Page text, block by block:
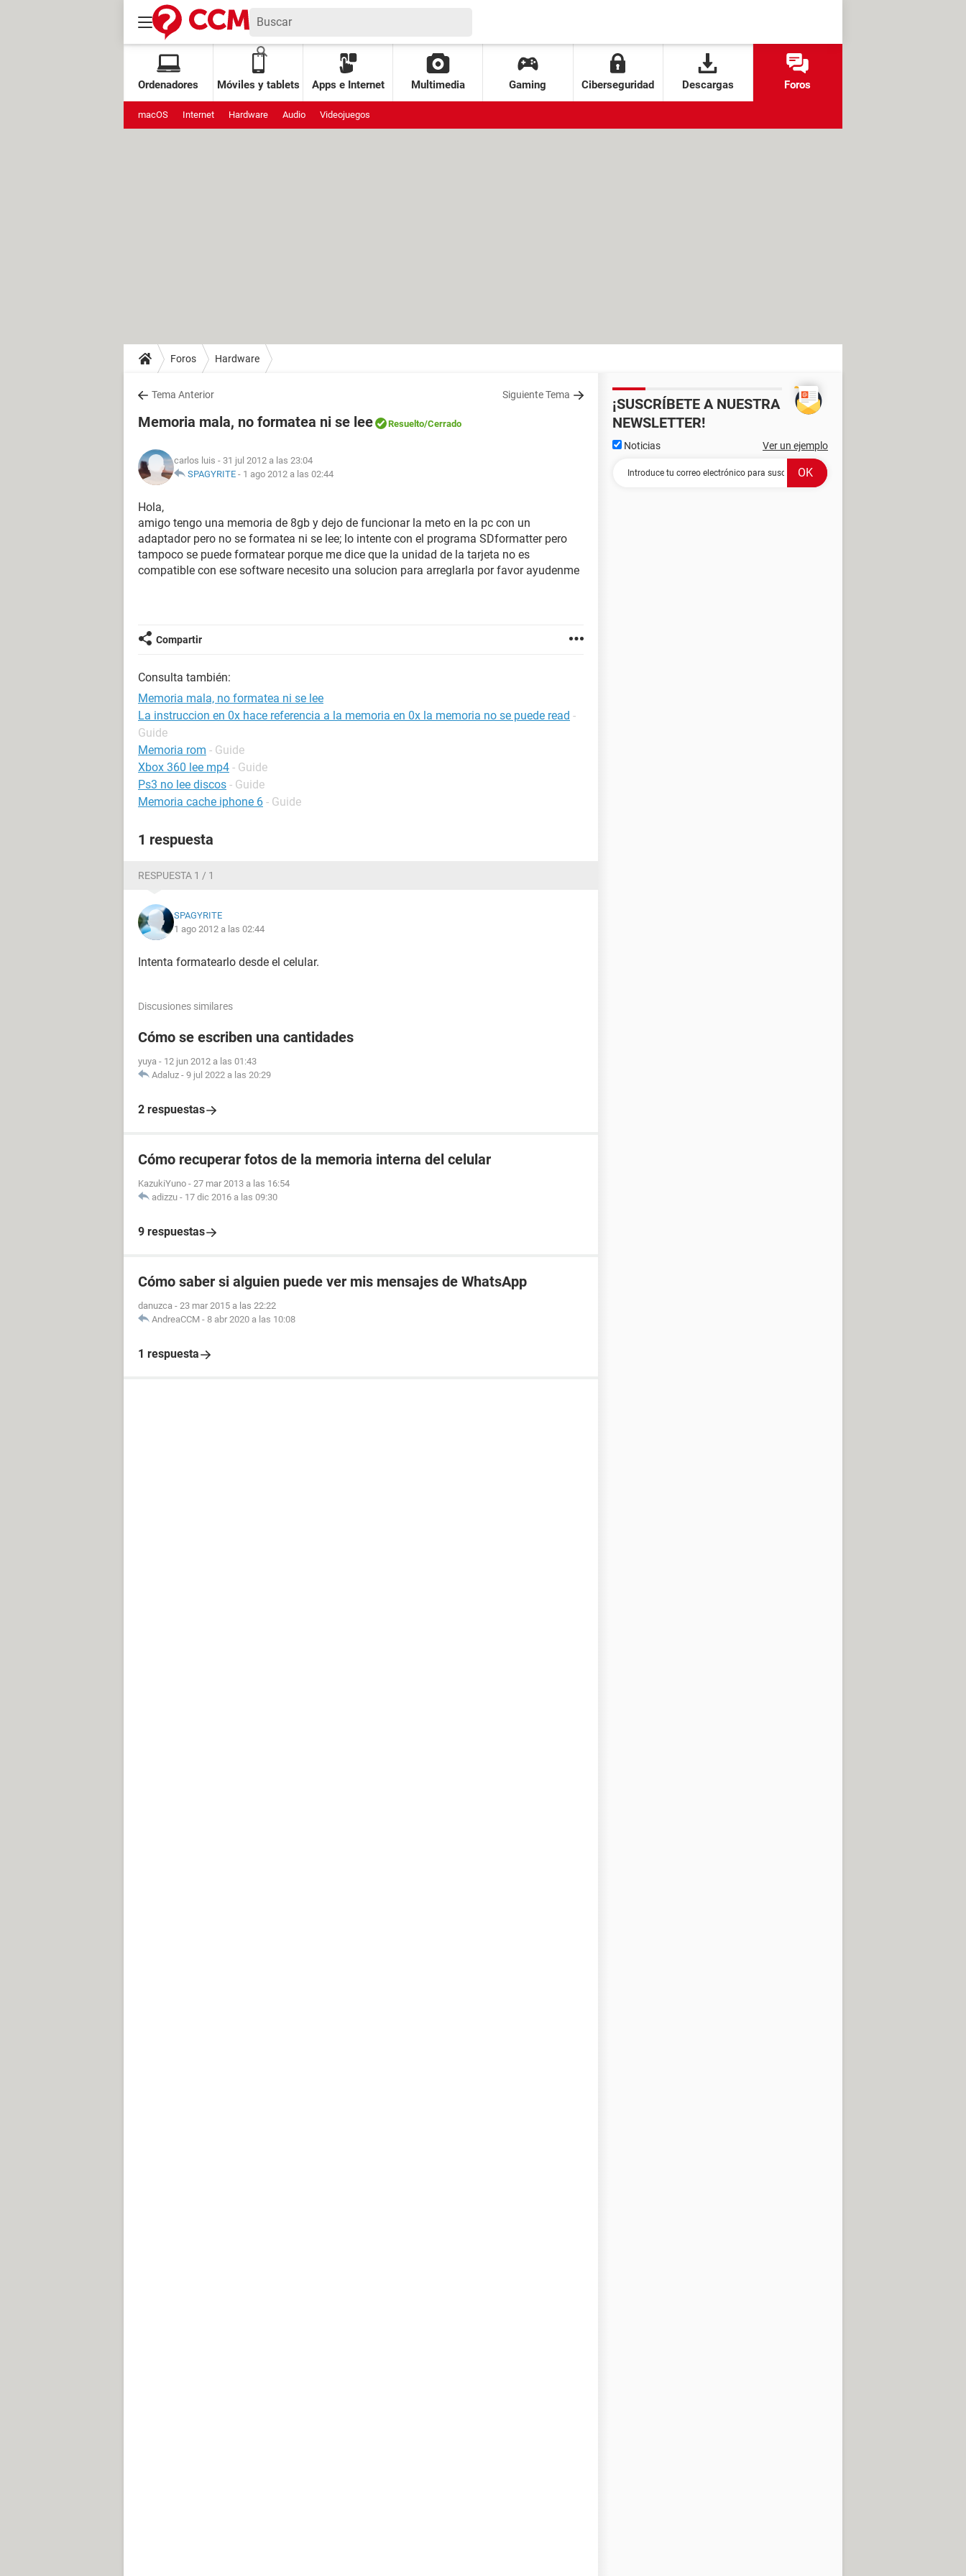
Ordenadores Móviles y tablets Apps e Internet Multimedia Gaming Ciberseguridad Descargas Foros
macOS Internet Hardware Audio Videojuegos
Foros Hardware
Tema Anterior Siguiente Tema
Memoria mala, no formatea ni se lee Resuelto/Cerrado
carlos luis - 31 jul 2012 a las 23:04
SPAGYRITE - 1 ago 2012 a las 02:44
Hola,
amigo tengo una memoria de 8gb y dejo de funcionar la meto en la pc con un
adaptador pero no se formatea ni se lee; lo intente con el programa SDformatter pero
tampoco se puede formatear porque me dice que la unidad de la tarjeta no es
compatible con ese software necesito una solucion para arreglarla por favor ayudenme
Compartir
Consulta también:
Memoria mala, no formatea ni se lee
La instruccion en 0x hace referencia a la memoria en 0x la memoria no se puede read -
Guide
Memoria rom - Guide
Xbox 360 lee mp4 - Guide
Ps3 no lee discos - Guide
Memoria cache iphone 6 - Guide
1 respuesta
RESPUESTA 1 / 1
SPAGYRITE
1 ago 2012 a las 02:44
Intenta formatearlo desde el celular.
Discusiones similares
Cómo se escriben una cantidades
yuya - 12 jun 2012 a las 01:43
Adaluz - 9 jul 2022 a las 20:29
2 respuestas
Cómo recuperar fotos de la memoria interna del celular
KazukiYuno - 27 mar 2013 a las 16:54
adizzu - 17 dic 2016 a las 09:30
9 respuestas
Cómo saber si alguien puede ver mis mensajes de WhatsApp
danuzca - 23 mar 2015 a las 22:22
AndreaCCM - 8 abr 2020 a las 10:08
1 respuesta
¡SUSCRÍBETE A NUESTRA
NEWSLETTER!
Noticias Ver un ejemplo